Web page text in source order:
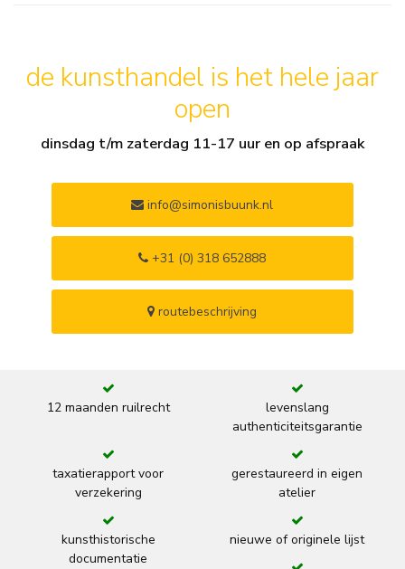
de kunsthandel is het hele jaar
open
dinsdag t/m zaterdag 11-17 uur en op afspraak
info@simonisbuunk.nl
+31 (0) 318 652888
routebeschrijving
12 maanden ruilrecht
levenslang
authenticiteitsgarantie
taxatierapport voor
verzekering
gerestaureerd in eigen
atelier
kunsthistorische
documentatie
nieuwe of originele lijst